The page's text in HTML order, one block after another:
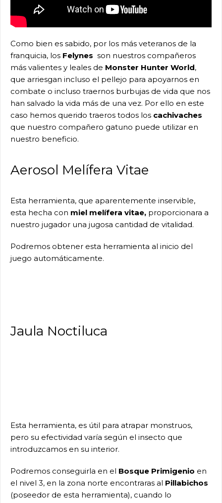
Como bien es sabido, por los más veteranos de la
franquicia, los Felynes son nuestros compañeros
más valientes y leales de Monster Hunter World,
que arriesgan incluso el pellejo para apoyarnos en
combate o incluso traernos burbujas de vida que nos
han salvado la vida más de una vez. Por ello en este
caso hemos querido traeros todos los cachivaches
que nuestro compañero gatuno puede utilizar en
nuestro beneficio.
Aerosol Melífera Vitae
Esta herramienta, que aparentemente inservible,
esta hecha con miel melífera vitae, proporcionara a
nuestro jugador una jugosa cantidad de vitalidad.
Podremos obtener esta herramienta al inicio del
juego automáticamente.
Jaula Noctiluca
Esta herramienta, es útil para atrapar monstruos,
pero su efectividad varía según el insecto que
introduzcamos en su interior.
Podremos conseguirla en el Bosque Primigenio en
el nivel 3, en la zona norte encontraras al Pillabichos
(poseedor de esta herramienta), cuando lo